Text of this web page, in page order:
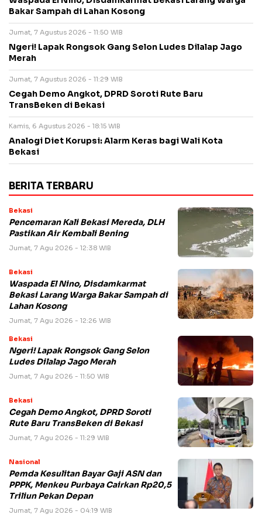
Bakar Sampah di Lahan Kosong
Jumat, 7 Agustus 2026 - 11:50 WIB
Ngeri! Lapak Rongsok Gang Selon Ludes Dilalap Jago
Merah
Jumat, 7 Agustus 2026 - 11:29 WIB
Cegah Demo Angkot, DPRD Soroti Rute Baru
TransBeken di Bekasi
Kamis, 6 Agustus 2026 - 18:15 WIB
Analogi Diet Korupsi: Alarm Keras bagi Wali Kota
Bekasi
BERITA TERBARU
Bekasi
Pencemaran Kali Bekasi Mereda, DLH
Pastikan Air Kembali Bening
Jumat, 7 Agu 2026 - 12:38 WIB
Bekasi
Waspada El Nino, Disdamkarmat
Bekasi Larang Warga Bakar Sampah di
Lahan Kosong
Jumat, 7 Agu 2026 - 12:26 WIB
Bekasi
Ngeri! Lapak Rongsok Gang Selon
Ludes Dilalap Jago Merah
Jumat, 7 Agu 2026 - 11:50 WIB
Bekasi
Cegah Demo Angkot, DPRD Soroti
Rute Baru TransBeken di Bekasi
Jumat, 7 Agu 2026 - 11:29 WIB
Nasional
Pemda Kesulitan Bayar Gaji ASN dan
PPPK, Menkeu Purbaya Cairkan Rp20,5
Triliun Pekan Depan
Jumat, 7 Agu 2026 - 04:19 WIB